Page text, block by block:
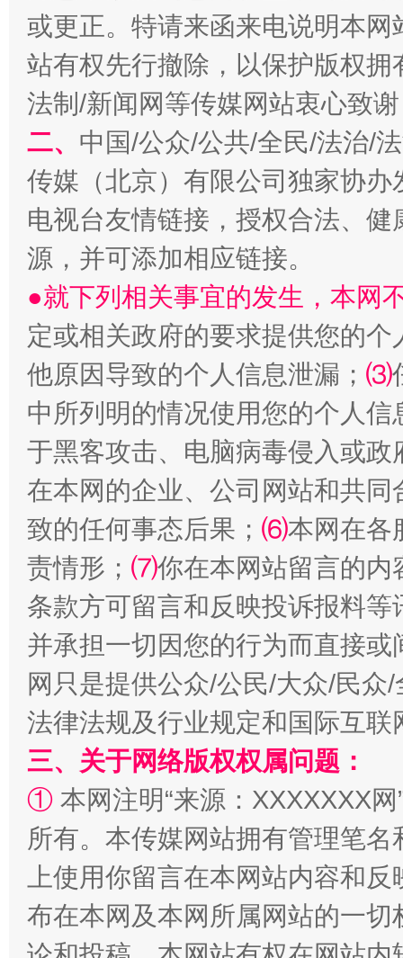
“刷贴”乱象丛生
揭批美国五大"原罪" "炒
解纷+调解+退费，一次搞定
站台名比不上好声名
或更正。特请来函来电说明本
站有权先行撤除，以保护版权
法制/新闻网等传媒网站衷心致
二、 中国/公众/公共/全民/法治/
传媒（北京）有限公司独家协
电视台友情链接，授权合法、
源，并可添加相应链接。
●就下列相关事宜的发生，本网
定或相关政府的要求提供您的个
他原因导致的个人信息泄漏； ⑶
中所列明的情况使用您的个人
于黑客攻击、电脑病毒侵入或
在本网的企业、公司网站和共
致的任何事态后果； ⑹本网在各
责情形； ⑺你在本网站留言的内
条款方可留言和反映投诉报料
并承担一切因您的行为而直接
网只是提供公众/公民/大众/民
法律法规及行业规定和国际互
三、关于网络版权权属问题：
① 本网注明“来源：XXXXXXX
所有。本传媒网站拥有管理笔
上使用你留言在本网站内容和
布在本网及本网所属网站的一